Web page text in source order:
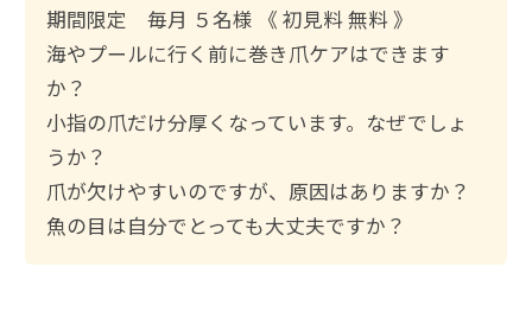
索
:
期間限定 毎月 ５名様 《 初見料 無料 》
海やプールに行く前に巻き爪ケアはできます
か？
小指の爪だけ分厚くなっています。なぜでしょ
うか？
爪が欠けやすいのですが、原因はありますか？
魚の目は自分でとっても大丈夫ですか？